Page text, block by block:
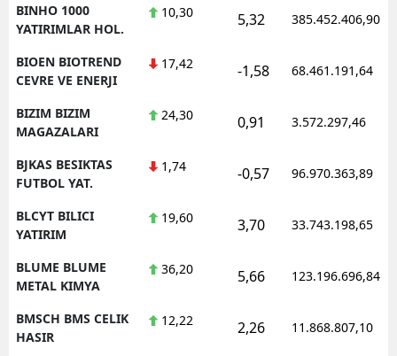
BINHO 1000
YATIRIMLAR HOL.
10,30 5,32 385.452.406,90
BIOEN BIOTREND
CEVRE VE ENERJI
17,42 -1,58 68.461.191,64
BIZIM BIZIM
MAGAZALARI
24,30 0,91 3.572.297,46
BJKAS BESIKTAS
FUTBOL YAT.
1,74 -0,57 96.970.363,89
BLCYT BILICI
YATIRIM
19,60 3,70 33.743.198,65
BLUME BLUME
METAL KIMYA
36,20 5,66 123.196.696,84
BMSCH BMS CELIK
HASIR
12,22 2,26 11.868.807,10